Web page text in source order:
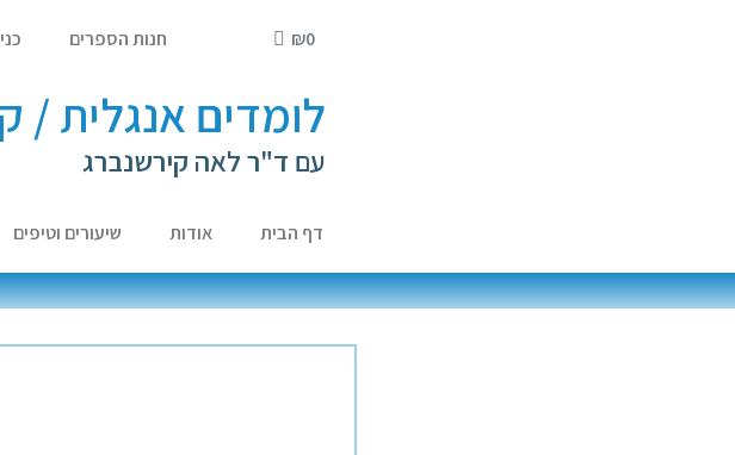
₪0 חנות הספרים
לומדים אנגלית /
עם ד"ר לאה קירשנברג
דף הבית אודות שיעורים וטיפים